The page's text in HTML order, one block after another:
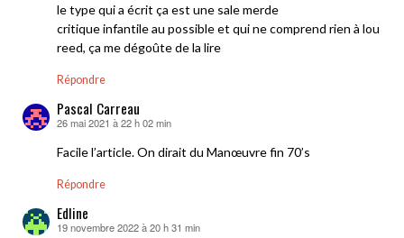
le type qui a écrit ça est une sale merde
critique infantile au possible et qui ne comprend rien à lou
reed, ça me dégoûte de la lire
Répondre
Pascal Carreau
dit :
26 mai 2021 à 22 h 02 min
Facile l’article. On dirait du Manœuvre fin 70’s
Répondre
Edline
dit :
19 novembre 2022 à 20 h 31 min